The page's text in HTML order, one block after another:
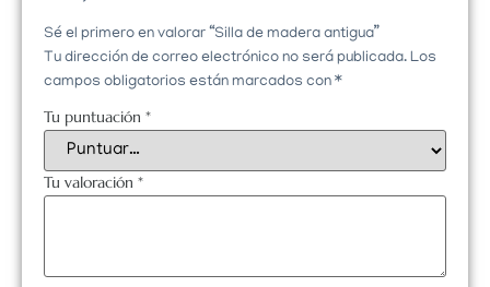
Sé el primero en valorar “Silla de madera antigua”
Tu dirección de correo electrónico no será publicada. Los
campos obligatorios están marcados con *
Tu puntuación *
Tu valoración *